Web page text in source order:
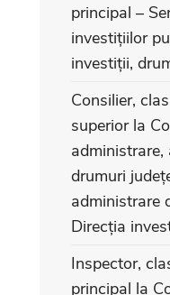
principal –
investițiilor
investiții,
Consilier,
superior la
administrare,
drumuri
administrare
Direcția
Inspector,
principal la